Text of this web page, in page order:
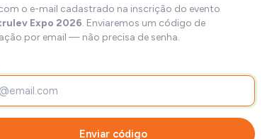
o e-mail cadastrado na inscrição do evento
Expo 2026. Enviaremos um código de
por email — não precisa de senha.
Enviar código